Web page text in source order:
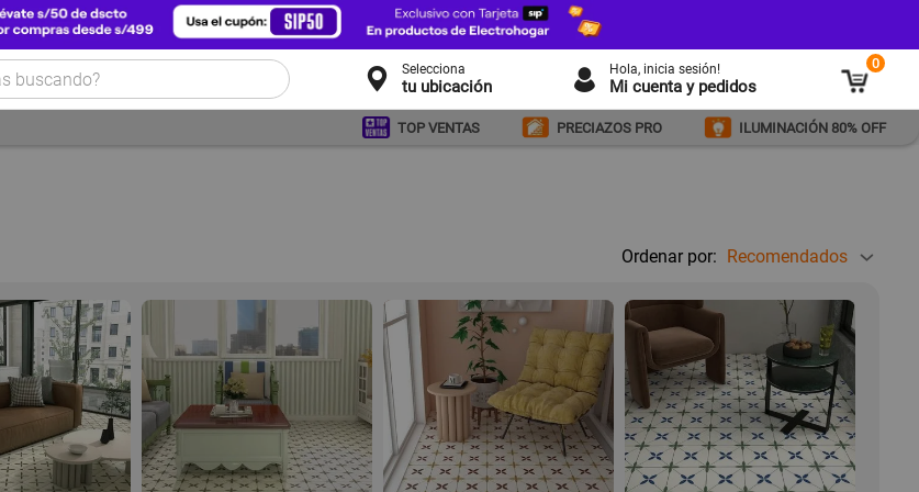
Selecciona
tu ubicación
Hola, inicia sesión!
Mi cuenta y pedidos
0
TOP VENTAS PRECIAZOS PRO ILUMINACIÓN 80% OFF
Ordenar por: Recomendados